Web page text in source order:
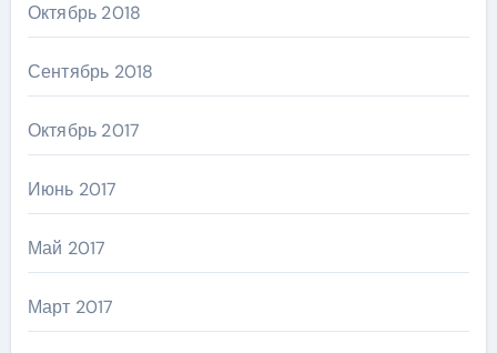
Октябрь 2018
Сентябрь 2018
Октябрь 2017
Июнь 2017
Май 2017
Март 2017